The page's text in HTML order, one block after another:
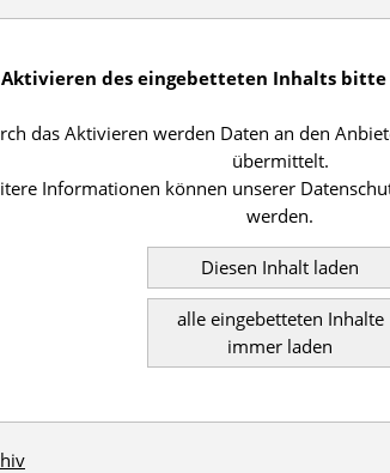
des eingebetteten Inhalts
das Aktivieren werden Daten an den
übermittelt.
Informationen können unserer
werden.
Diesen Inhalt laden
alle eingebetteten Inhalte
immer laden